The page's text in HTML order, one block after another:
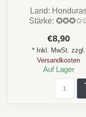
Land:
Stärke:
Nuss,
Format: ...
€8,90
* Inkl. MwSt. zzgl.
Versandkosten
Auf Lager